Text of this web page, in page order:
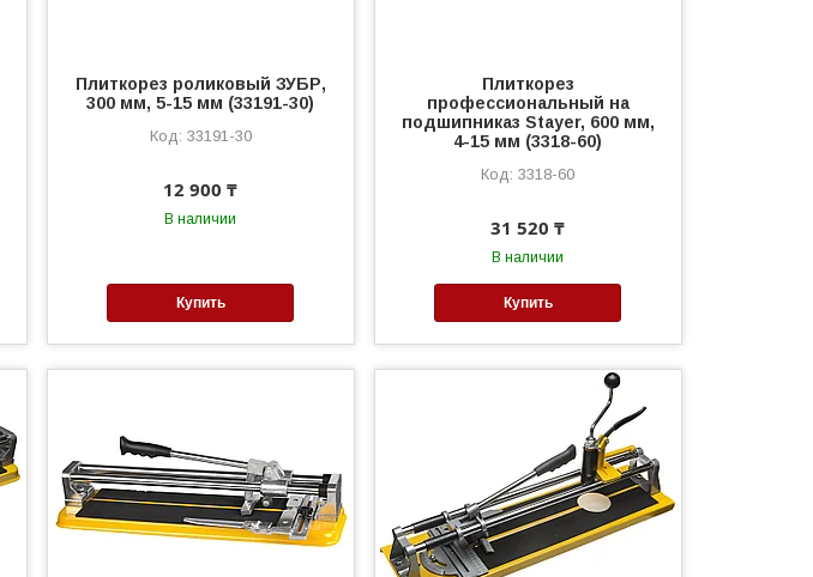
Плиткорез роликовый ЗУБР,
300 мм, 5-15 мм (33191-30)
33191-30
12 900 ₸
В наличии
Купить
Плиткорез
профессиональный на
подшипниказ Stayer, 600 мм,
4-15 мм (3318-60)
3318-60
31 520 ₸
В наличии
Купить